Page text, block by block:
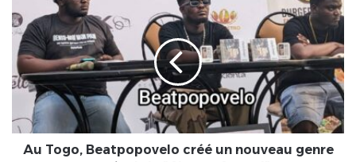
Togo,
Beatpopovelo
créé
un
nouveau
musical
Au Togo, Beatpopovelo créé un nouveau genre